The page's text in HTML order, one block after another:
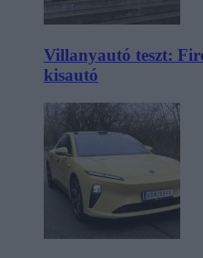
Villanyautó teszt:
kisautó